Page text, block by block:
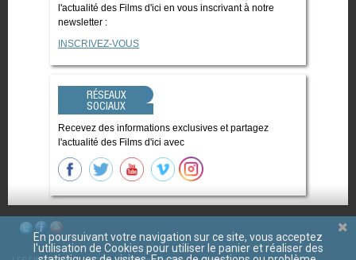
l'actualité des Films d'ici en vous inscrivant à notre
newsletter :
INSCRIVEZ-VOUS
RÉSEAUX
SOCIAUX
Recevez des informations exclusives et partagez
l'actualité des Films d'ici avec
En poursuivant votre navigation sur ce site, vous acceptez
l'utilisation de Cookies pour utiliser le panier et réaliser des